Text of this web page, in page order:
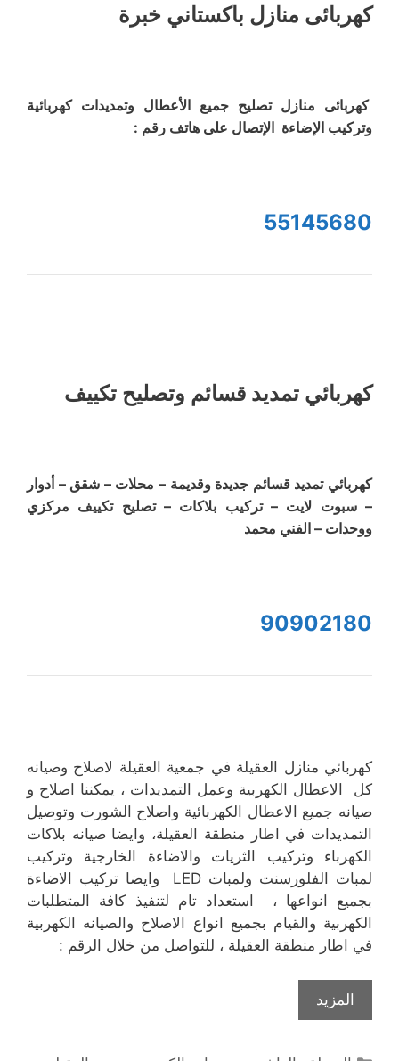
كهربائى منازل باكستاني خبرة
كهربائى منازل تصليح جميع الأعطال وتمديدات كهربائية
وتركيب الإضاءة الإتصال على هاتف رقم :
55145680
كهربائي تمديد قسائم وتصليح تكييف
كهربائي تمديد قسائم جديدة وقديمة – محلات – شقق – أدوار
– سبوت لايت – تركيب بلاكات – تصليح تكييف مركزي
ووحدات – الفني محمد
90902180
كهربائي منازل العقيلة في جمعية العقيلة لاصلاح وصيانه
كل الاعطال الكهربية وعمل التمديدات ، يمكننا اصلاح و
صيانه جميع الاعطال الكهربائية واصلاح الشورت وتوصيل
التمديدات في اطار منطقة العقيلة، وايضا صيانه بلاكات
الكهرباء وتركيب الثريات والاضاءة الخارجية وتركيب
لمبات الفلورسنت ولمبات LED وايضا تركيب الاضاءة
بجميع انواعها ، استعداد تام لتنفيذ كافة المتطلبات
الكهربية والقيام بجميع انواع الاصلاح والصيانه الكهربية
في اطار منطقة العقيلة ، للتواصل من خلال الرقم :
المزيد